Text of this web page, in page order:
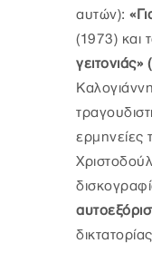
αυτών):
(1973) και
γειτονιάς»
ερμηνείες